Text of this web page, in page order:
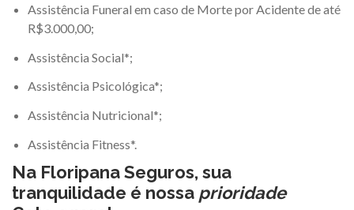
Assistência Funeral em caso de Morte por Acidente de até
R$3.000,00;
Assistência Social*;
Assistência Psicológica*;
Assistência Nutricional*;
Assistência Fitness*.
Na Floripana Seguros, sua
tranquilidade é nossa prioridade